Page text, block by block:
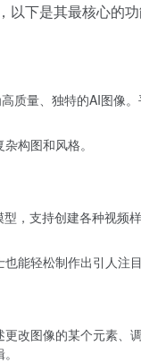
下是其最核心的功
质量、独特的AI图像
构图和风格。
，支持创建各种视
能轻松制作出引人注目
改图像的某个元素